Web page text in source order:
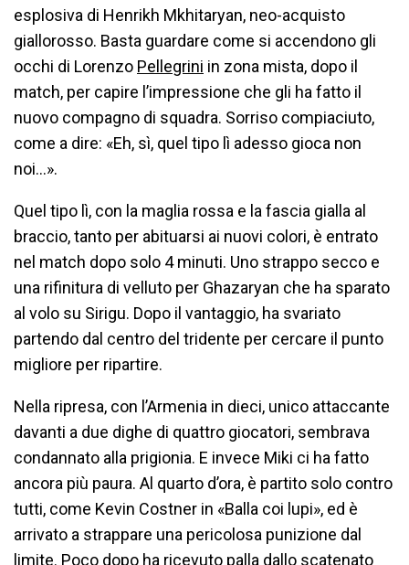
esplosiva di Henrikh Mkhitaryan, neo-acquisto
giallorosso. Basta guardare come si accendono gli
occhi di Lorenzo Pellegrini in zona mista, dopo il
match, per capire l’impressione che gli ha fatto il
nuovo compagno di squadra. Sorriso compiaciuto,
come a dire: «Eh, sì, quel tipo lì adesso gioca non
noi…».
Quel tipo lì, con la maglia rossa e la fascia gialla al
braccio, tanto per abituarsi ai nuovi colori, è entrato
nel match dopo solo 4 minuti. Uno strappo secco e
una rifinitura di velluto per Ghazaryan che ha sparato
al volo su Sirigu. Dopo il vantaggio, ha svariato
partendo dal centro del tridente per cercare il punto
migliore per ripartire.
Nella ripresa, con l’Armenia in dieci, unico attaccante
davanti a due dighe di quattro giocatori, sembrava
condannato alla prigionia. E invece Miki ci ha fatto
ancora più paura. Al quarto d’ora, è partito solo contro
tutti, come Kevin Costner in «Balla coi lupi», ed è
arrivato a strappare una pericolosa punizione dal
limite. Poco dopo ha ricevuto palla dallo scatenato